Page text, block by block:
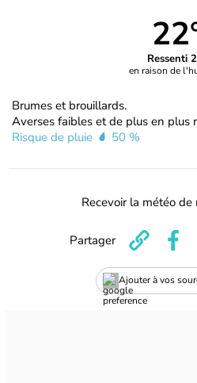
Ressenti
en raison de
Brumes et brouillards.
Averses faibles et de plus en plus
Risque de pluie
50 %
Recevoir la météo de
Ajouter à vos
Partager